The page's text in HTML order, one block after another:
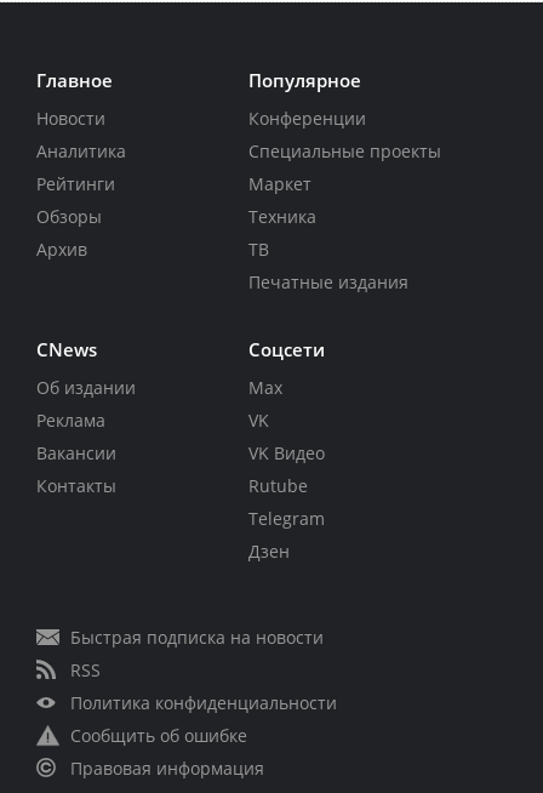
Главное
Новости
Аналитика
Рейтинги
Обзоры
Архив
Популярное
Конференции
Специальные проекты
Маркет
Техника
ТВ
Печатные издания
CNews
Об издании
Реклама
Вакансии
Контакты
Соцсети
Max
VK
VK Видео
Rutube
Telegram
Дзен
Быстрая подписка на новости
RSS
Политика конфиденциальности
Сообщить об ошибке
Правовая информация